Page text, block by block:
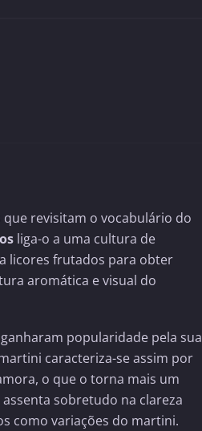
revisitam o vocabulário do
liga-o a uma cultura de
a licores frutados para obter
aromática e visual do
popularidade pela sua
caracteriza-se assim por
o que o torna mais um
sobretudo na clareza
como variações do martini.